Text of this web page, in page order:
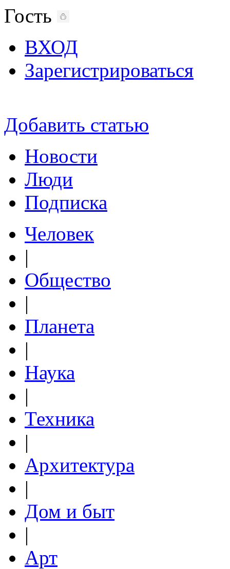
Гость
ВХОД
Зарегистрироваться
Добавить статью
Новости
Люди
Подписка
Человек
|
Общество
|
Планета
|
Наука
|
Техника
|
Архитектура
|
Дом и быт
|
Арт